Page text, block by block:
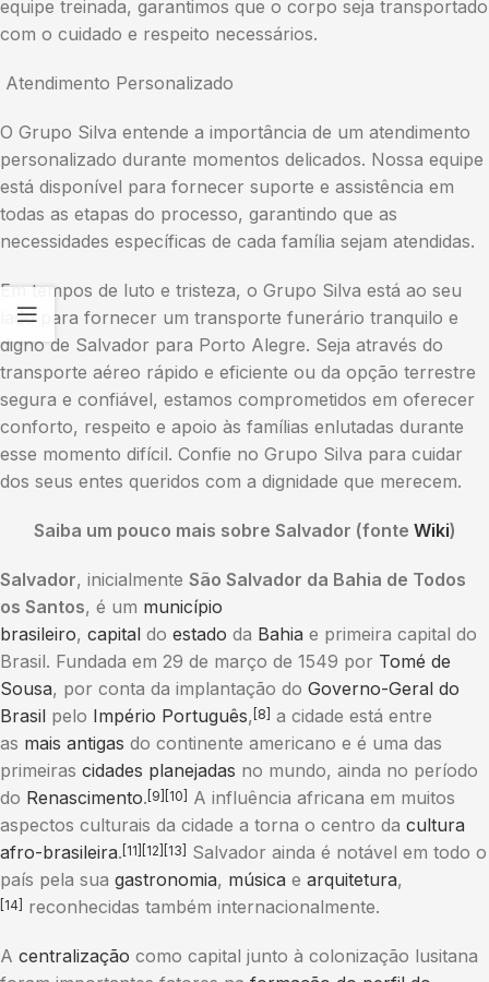
equipe treinada, garantimos que o corpo seja transportado
com o cuidado e respeito necessários.
Atendimento Personalizado
O Grupo Silva entende a importância de um atendimento
personalizado durante momentos delicados. Nossa equipe
está disponível para fornecer suporte e assistência em
todas as etapas do processo, garantindo que as
necessidades específicas de cada família sejam atendidas.
Em tempos de luto e tristeza, o Grupo Silva está ao seu
lado para fornecer um transporte funerário tranquilo e
digno de Salvador para Porto Alegre. Seja através do
transporte aéreo rápido e eficiente ou da opção terrestre
segura e confiável, estamos comprometidos em oferecer
conforto, respeito e apoio às famílias enlutadas durante
esse momento difícil. Confie no Grupo Silva para cuidar
dos seus entes queridos com a dignidade que merecem.
Saiba um pouco mais sobre Salvador (fonte Wiki)
Salvador, inicialmente São Salvador da Bahia de Todos
os Santos, é um município
brasileiro, capital do estado da Bahia e primeira capital do
Brasil. Fundada em 29 de março de 1549 por Tomé de
Sousa, por conta da implantação do Governo-Geral do
Brasil pelo Império Português, [8]
a cidade está entre
as mais antigas do continente americano e é uma das
primeiras cidades planejadas no mundo, ainda no período
do Renascimento. [9] [10]
A influência africana em muitos
aspectos culturais da cidade a torna o centro da cultura
afro-brasileira. [11] [12] [13]
Salvador ainda é notável em todo o
país pela sua gastronomia, música e arquitetura,
[14] reconhecidas também internacionalmente.
A centralização como capital junto à colonização lusitana